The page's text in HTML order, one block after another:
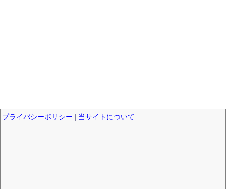
プライバシーポリシー 当サイトについて